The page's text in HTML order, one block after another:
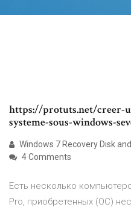
https://protuts.net/creer-
systeme-sous-windows-
Windows 7 Recovery Disk
4 Comments
Есть несколько
Pro, приобретенных (ОС)